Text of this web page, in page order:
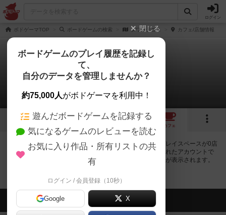
ログイン
ボドゲーマTOP ボードゲームの検索 タワーテニス カフェ/店舗情報
タワーテニス
0店のカフェ/スペースが提供中
1
カフェ
タワーテニスで遊ぶことができるボードゲームカフェ・プレイスペースが0店
登録されています。公開プロフィールの都道府県が設定されたアカウントで
ログインすると、同じ都道府県内の店舗に絞り込むボタンが表示されます。
会員の新しい投稿
閉じる
ボードゲームのプレイ履歴を記録し
て、
自分のデータを管理しませんか？
約75,000人がボドゲーマを利用中！
遊んだボードゲームを記録する
気になるゲームのレビューを読む
お気に入り作品・所有リストの共
有
ログイン / 会員登録（10秒）
Google X